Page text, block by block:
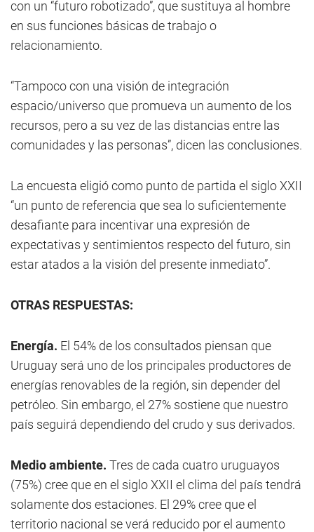
con un “futuro robotizado”, que sustituya al hombre
en sus funciones básicas de trabajo o
relacionamiento.
“Tampoco con una visión de integración
espacio/universo que promueva un aumento de los
recursos, pero a su vez de las distancias entre las
comunidades y las personas”, dicen las conclusiones.
La encuesta eligió como punto de partida el siglo XXII
“un punto de referencia que sea lo suficientemente
desafiante para incentivar una expresión de
expectativas y sentimientos respecto del futuro, sin
estar atados a la visión del presente inmediato”.
OTRAS RESPUESTAS:
Energía. El 54% de los consultados piensan que
Uruguay será uno de los principales productores de
energías renovables de la región, sin depender del
petróleo. Sin embargo, el 27% sostiene que nuestro
país seguirá dependiendo del crudo y sus derivados.
Medio ambiente. Tres de cada cuatro uruguayos
(75%) cree que en el siglo XXII el clima del país tendrá
solamente dos estaciones. El 29% cree que el
territorio nacional se verá reducido por el aumento